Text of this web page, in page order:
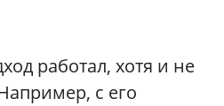
работал, хотя и не
с его